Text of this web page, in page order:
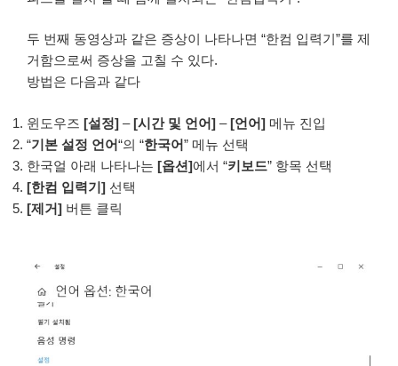
두 번째 동영상과 같은 증상이 나타나면 “한컴 입력기”를 제
거함으로써 증상을 고칠 수 있다.
방법은 다음과 같다
윈도우즈 [설정] –[시간 및 언어] –[언어] 메뉴 진입
“기본 설정 언어“의 “한국어” 메뉴 선택
한국얼 아래 나타나는 [옵션]에서 “키보드” 항목 선택
[한컴 입력기] 선택
[제거] 버튼 클릭